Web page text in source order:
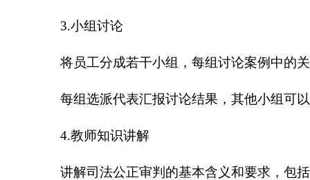
3.小组讨论
将员工分成若干小组，每组讨论案例中的
每组选派代表汇报讨论结果，其他小组可
4.教师知识讲解
讲解司法公正审判的基本含义和要求，包